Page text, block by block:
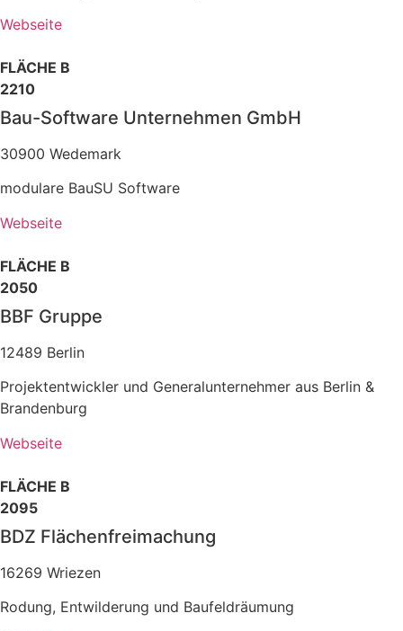
Webseite
FLÄCHE B
2210
Bau-Software Unternehmen GmbH
30900 Wedemark
modulare BauSU Software
Webseite
FLÄCHE B
2050
BBF Gruppe
12489 Berlin
Projektentwickler und Generalunternehmer aus Berlin &
Brandenburg
Webseite
FLÄCHE B
2095
BDZ Flächenfreimachung
16269 Wriezen
Rodung, Entwilderung und Baufeldräumung